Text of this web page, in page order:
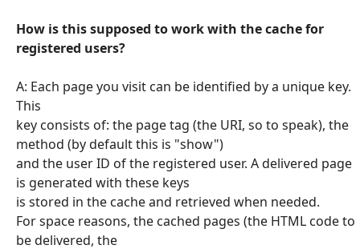
How is this supposed to work with the cache for
registered users?
A: Each page you visit can be identified by a unique key.
This
key consists of: the page tag (the URI, so to speak), the
method (by default this is "show")
and the user ID of the registered user. A delivered page
is generated with these keys
is stored in the cache and retrieved when needed.
For space reasons, the cached pages (the HTML code to
be delivered, the